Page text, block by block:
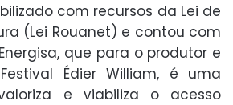
com recursos da Lei de
(Lei Rouanet) e contou com
que para o produtor e
Édier William, é uma
e viabiliza o acesso